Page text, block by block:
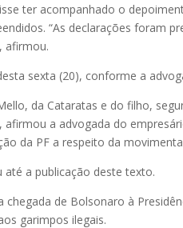
ter acompanhado o
“As declarações foram
afirmou.
sexta (20), conforme a
da Cataratas e do filho,
a advogada do
da PF a respeito da
a publicação deste texto.
de Bolsonaro à
garimpos ilegais.